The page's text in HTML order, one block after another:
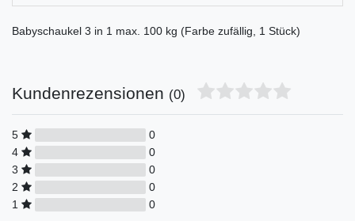
Babyschaukel 3 in 1 max. 100 kg (Farbe zufällig, 1 Stück)
Kundenrezensionen (0)
5
0
4
0
3
0
2
0
1
0